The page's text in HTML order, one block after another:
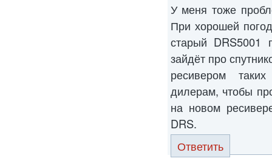
У меня тоже
При хорошей
старый DRS5001
зайдёт про
ресивером
дилерам, чтобы
на новом
DRS.
Ответить